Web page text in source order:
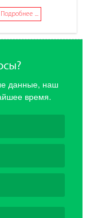
Подробнее ...
данные, наш
время.